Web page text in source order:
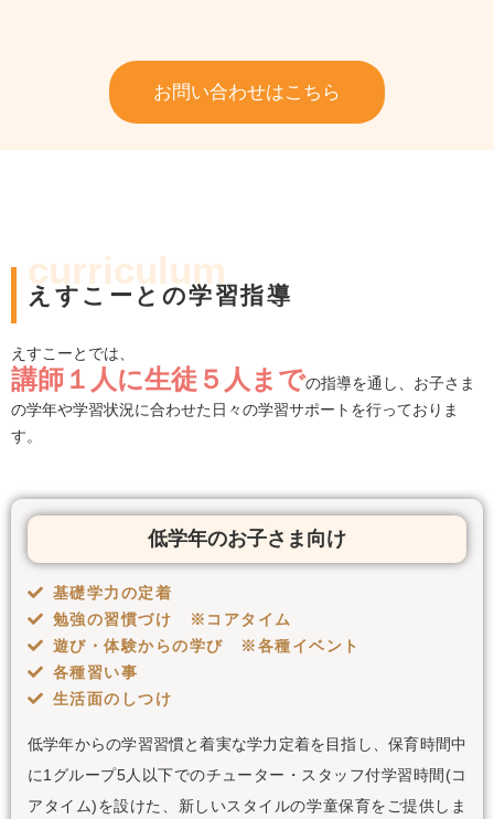
お問い合わせはこちら
curriculum
えすこーとの学習指導
えすこーとでは、
講師１人に生徒５人までの指導を通し、お子さま
の学年や学習状況に合わせた日々の学習サポートを行っておりま
す。
低学年のお子さま向け
基礎学力の定着
勉強の習慣づけ ※コアタイム
遊び・体験からの学び ※各種イベント
各種習い事
生活面のしつけ
低学年からの学習習慣と着実な学力定着を目指し、保育時間中
に1グループ5人以下でのチューター・スタッフ付学習時間(コ
アタイム)を設けた、新しいスタイルの学童保育をご提供しま